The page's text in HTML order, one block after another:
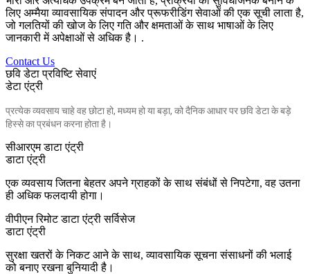
लिए अम्मैया व्यावसायिक संपादन और प्रूफरीडिंग सेवाओं की एक सूची लाता है,
जो गलतियों की खोज के लिए गति और क्षमताओं के साथ भाषाओं के लिए
जानकारी में अपेक्षाओं से अधिक है। .
Contact Us
छवि डेटा प्रविष्टि सेवाएं
डेटा एंट्री
प्रत्येक व्यवसाय चाहे वह छोटा हो, मध्यम हो या बड़ा, को दैनिक आधार पर छवि डेटा के बड़े
हिस्से का प्रबंधन करना होता है।
सीआरएम डाटा एंट्री
डाटा एंट्री
एक व्यवसाय जितना बेहतर अपने ग्राहकों के साथ संबंधों से निपटेगा, वह उतना
ही अधिक फलदायी होगा।
वीपीएन रिमोट डाटा एंट्री सर्विसेज
डाटा एंट्री
सुरक्षा खतरों के निकट आने के साथ, व्यावसायिक सूचना संसाधनों की भलाई
को बनाए रखना बुनियादी है।